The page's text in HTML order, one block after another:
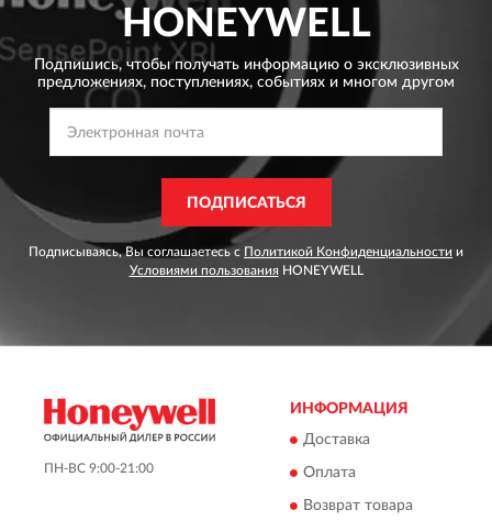
HONEYWELL
Подпишись, чтобы получать информацию о эксклюзивных
предложениях, поступлениях, событиях и многом другом
ПОДПИСАТЬСЯ
Подписываясь, Вы соглашаетесь с Политикой Конфиденциальности и
Условиями пользованияHONEYWELL
ПН-ВС 9:00-21:00
ИНФОРМАЦИЯ
Доставка
Оплата
Возврат товара